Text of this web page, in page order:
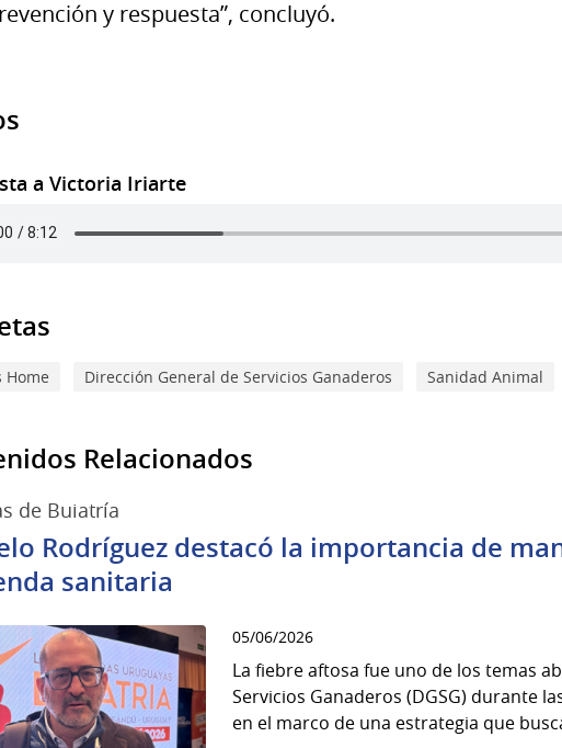
y respuesta”, concluyó.
a Victoria Iriarte
Home Dirección General de Servicios Ganaderos Sanidad Animal
Relacionados
de Buiatría
Rodríguez destacó la importancia de
sanitaria
05/06/2026
La fiebre aftosa fue uno de los temas
Servicios Ganaderos (DGSG) durante
en el marco de una estrategia que